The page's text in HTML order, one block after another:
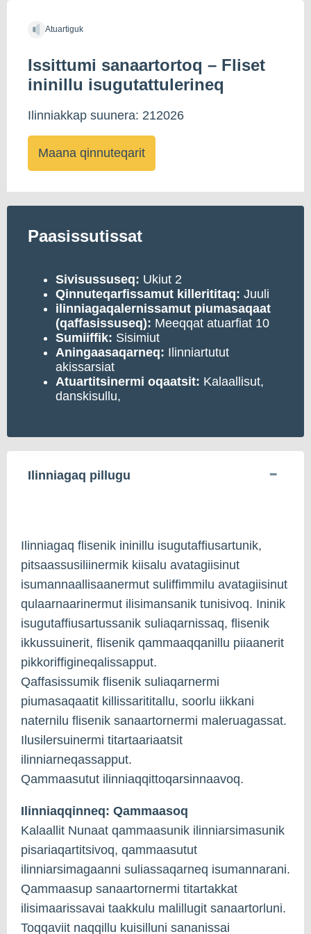
Atuartiguk
Issittumi sanaartortoq – Fliset
ininillu isugutattulerineq
Ilinniakkap suunera: 212026
Maana qinnuteqarit
Paasissutissat
Sivisussuseq: Ukiut 2
Qinnuteqarfissamut killerititaq: Juuli
ilinniagaqalernissamut piumasaqaat
(qaffasissuseq): Meeqqat atuarfiat 10
Sumiiffik: Sisimiut
Aningaasaqarneq: Ilinniartutut
akissarsiat
Atuartitsinermi oqaatsit: Kalaallisut,
danskisullu,
Ilinniagaq pillugu
Ilinniagaq flisenik ininillu isugutaffiusartunik,
pitsaassusiliinermik kiisalu avatagiisinut
isumannaallisaanermut suliffimmilu avatagiisinut
qulaarnaarinermut ilisimansanik tunisivoq. Ininik
isugutaffiusartussanik suliaqarnissaq, flisenik
ikkussuinerit, flisenik qammaaqqanillu piiaanerit
pikkoriffigineqalissapput.
Qaffasissumik flisenik suliaqarnermi
piumasaqaatit killissarititallu, soorlu iikkani
naternilu flisenik sanaartornermi maleruagassat.
Ilusilersuinermi titartaariaatsit
ilinniarneqassapput.
Qammaasutut ilinniaqqittoqarsinnaavoq.
Ilinniaqqinneq: Qammaasoq
Kalaallit Nunaat qammaasunik ilinniarsimasunik
pisariaqartitsivoq, qammaasutut
ilinniarsimagaanni suliassaqarneq isumannarani.
Qammaasup sanaartornermi titartakkat
ilisimaarissavai taakkulu malillugit sanaartorluni.
Toqqaviit naqqillu kuisilluni sananissai